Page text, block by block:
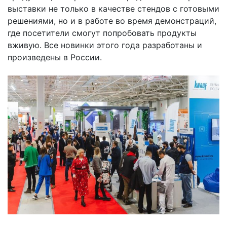
выставки не только в качестве стендов с готовыми
решениями, но и в работе во время демонстраций,
где посетители смогут попробовать продукты
вживую. Все новинки этого года разработаны и
произведены в России.